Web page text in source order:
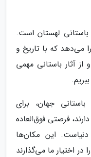
لهستان است.
می‌دهد که با تاریخ و
آثار باستانی مهمی
جهان، برای
فرصتی فوق‌العاده
این مکان‌ها
اختیار ما می‌گذارند